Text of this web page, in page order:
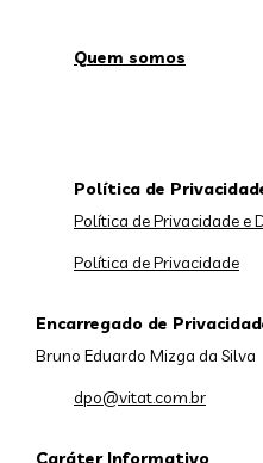
Quem somos
Caráter Informativo
Política de
Política de Privacidade e
Política de Privacidade
Encarregado de
Bruno Eduardo Mizga da Silva
dpo@vitat.com.br